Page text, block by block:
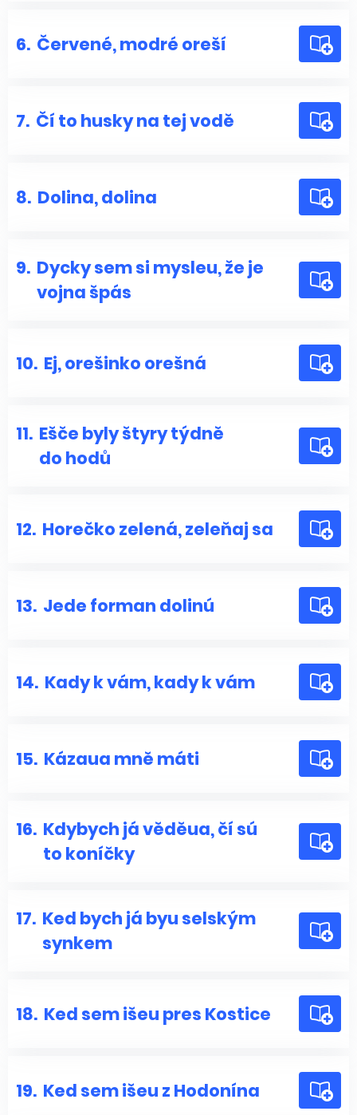
6. Červené, modré oreší
7. Čí to husky na tej vodě
8. Dolina, dolina
9. Dycky sem si mysleu, že je
vojna špás
10. Ej, orešinko orešná
11. Ešče byly štyry týdně
do hodů
12. Horečko zelená, zeleňaj sa
13. Jede forman dolinú
14. Kady k vám, kady k vám
15. Kázaua mně máti
16. Kdybych já věděua, čí sú
to koníčky
17. Ked bych já byu selským
synkem
18. Ked sem išeu pres Kostice
19. Ked sem išeu z Hodonína